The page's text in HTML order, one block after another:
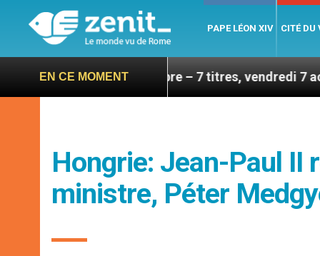
PAPE LÉON XIV CITÉ DU
EN CE MOMENT
en septembre – 7 titres, vendredi 7 août 2026
Hongrie: Jean-Paul II
ministre, Péter